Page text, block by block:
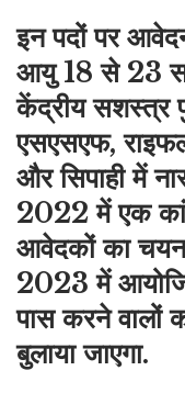
इन पदों पर
आयु 18 से 23
केंद्रीय सशस्त्र
एसएसएफ,
और सिपाही में
2022 में एक
आवेदकों का चयन
2023 में
पास करने वालों
बुलाया जाएगा.